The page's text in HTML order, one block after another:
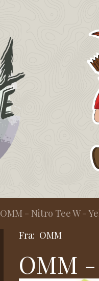
OMM - Nitro Tee W -
Fra: OMM
OMM